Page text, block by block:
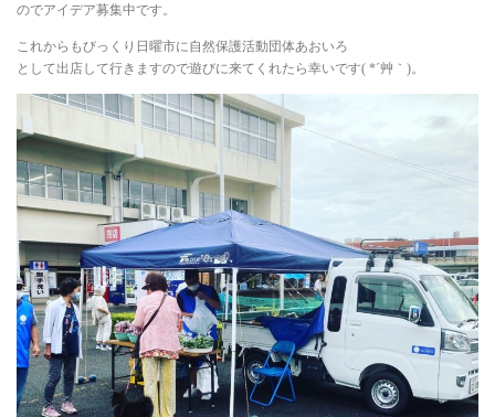
のでアイデア募集中です。
これからもびっくり日曜市に自然保護活動団体あおいろ
として出店して行きますので遊びに来てくれたら幸いです( *´艸｀)。